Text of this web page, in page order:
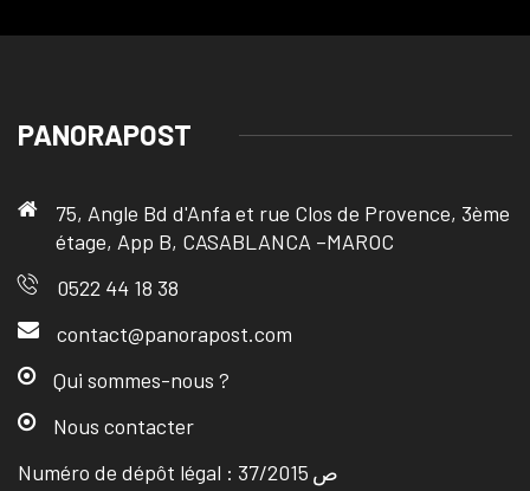
PANORAPOST
75, Angle Bd d'Anfa et rue Clos de Provence, 3ème
étage, App B, CASABLANCA –MAROC
0522 44 18 38
contact@panorapost.com
Qui sommes-nous ?
Nous contacter
Numéro de dépôt légal : ص 37/2015